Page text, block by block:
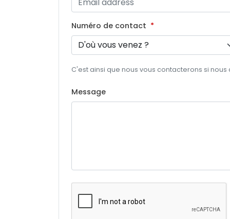
Numéro de contact
C'est ainsi que nous vous contacterons si
Message